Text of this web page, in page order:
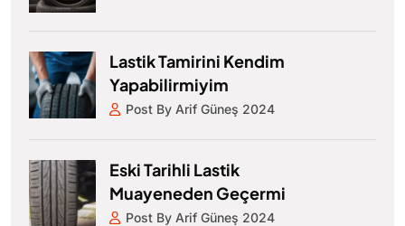
Lastik Tamirini Kendim
Yapabilirmiyim
Post By Arif Güneş 2024
Eski Tarihli Lastik
Muayeneden Geçermi
Post By Arif Güneş 2024